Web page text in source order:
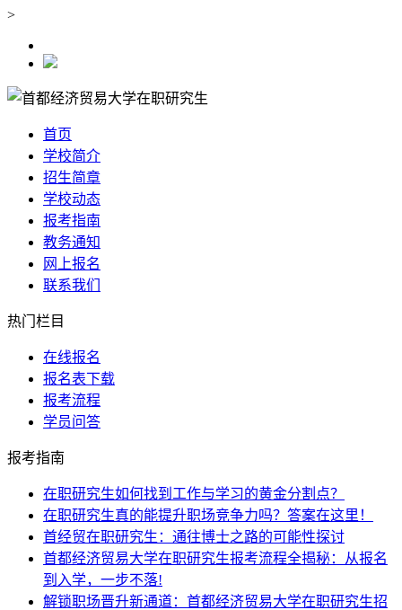
>
首页
学校简介
招生简章
学校动态
报考指南
教务通知
网上报名
联系我们
热门栏目
在线报名
报名表下载
报考流程
学员问答
报考指南
在职研究生如何找到工作与学习的黄金分割点？
在职研究生真的能提升职场竞争力吗？答案在这里！
首经贸在职研究生：通往博士之路的可能性探讨
首都经济贸易大学在职研究生报考流程全揭秘：从报名
到入学，一步不落!
解锁职场晋升新通道：首都经济贸易大学在职研究生招